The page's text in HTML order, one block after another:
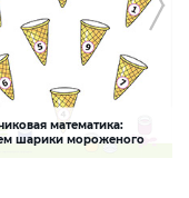
математика:
шарики мороженого